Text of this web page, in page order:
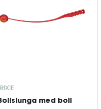
med boll